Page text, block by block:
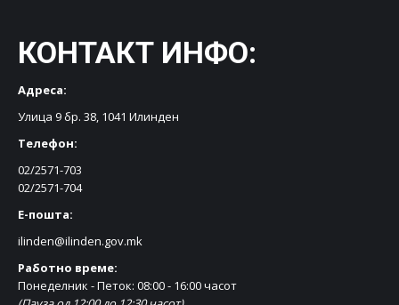
КОНТАКТ ИНФО:
Адреса:
Улица 9 бр. 38, 1041 Илинден
Телефон:
02/2571-703
02/2571-704
Е-пошта:
ilinden@ilinden.gov.mk
Работно време:
Понеделник - Петок: 08:00 - 16:00 часот